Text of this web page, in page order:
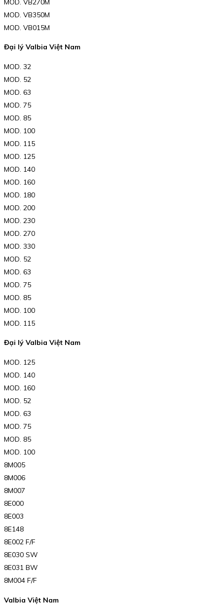
MOD. VB270M
MOD. VB350M
MOD. VB015M
Đại lý Valbia Việt Nam
MOD. 32
MOD. 52
MOD. 63
MOD. 75
MOD. 85
MOD. 100
MOD. 115
MOD. 125
MOD. 140
MOD. 160
MOD. 180
MOD. 200
MOD. 230
MOD. 270
MOD. 330
MOD. 52
MOD. 63
MOD. 75
MOD. 85
MOD. 100
MOD. 115
Đại lý Valbia Việt Nam
MOD. 125
MOD. 140
MOD. 160
MOD. 52
MOD. 63
MOD. 75
MOD. 85
MOD. 100
8M005
8M006
8M007
8E000
8E003
8E148
8E002 F/F
8E030 SW
8E031 BW
8M004 F/F
Valbia Việt Nam